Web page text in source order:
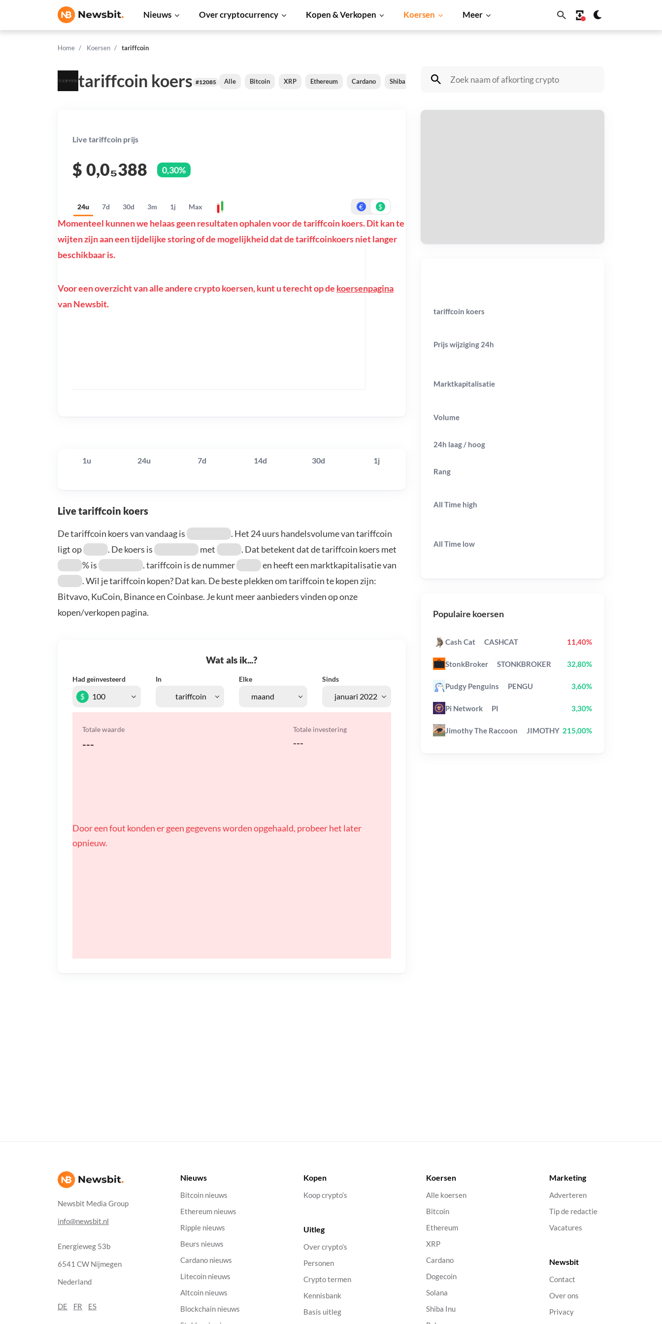
Nieuws Over cryptocurrency Kopen & Verkopen Koersen Meer
Home Koersen tariffcoin
tariffcoin koers #12085 Alle Bitcoin XRP Ethereum Cardano Shiba Inu Dogecoin Solana BNB
Live tariffcoin prijs
$ 0,0₅388 0,30%
24u 7d 30d 3m 1j Max € $
Momenteel kunnen we helaas geen resultaten ophalen voor de tariffcoin koers. Dit kan te
wijten zijn aan een tijdelijke storing of de mogelijkheid dat de tariffcoinkoers niet langer
beschikbaar is.
Voor een overzicht van alle andere crypto koersen, kunt u terecht op de koersenpagina
van Newsbit.
1u 24u 7d 14d 30d 1j
Live tariffcoin koers
De tariffcoin koers van vandaag is
. Het 24 uurs handelsvolume van tariffcoin
ligt op
. De koers is met
. Dat betekent dat de tariffcoin koers met
% is
. tariffcoin is de nummer
en heeft een marktkapitalisatie van
. Wil je tariffcoin kopen? Dat kan. De beste plekken om tariffcoin te kopen zijn:
Bitvavo, KuCoin, Binance en Coinbase. Je kunt meer aanbieders vinden op onze
kopen/verkopen pagina.
Wat als ik...?
Had geïnvesteerd In Elke Sinds
$
Totale waarde
---
Totale investering
---
Door een fout konden er geen gegevens worden opgehaald, probeer het later
opnieuw.
tariffcoin koers
Prijs wijziging 24h
Marktkapitalisatie
Volume
24h laag / hoog
Rang
All Time high
All Time low
Populaire koersen
Cash Cat CASHCAT 11,40%
StonkBroker STONKBROKER 32,80%
Pudgy Penguins PENGU 3,60%
Pi Network PI 3,30%
Jimothy The Raccoon JIMOTHY 215,00%
Newsbit Media Group
info@newsbit.nl
Energieweg 53b
6541 CW Nijmegen
Nederland
DE FR ES
Nieuws
Bitcoin nieuws
Ethereum nieuws
Ripple nieuws
Beurs nieuws
Cardano nieuws
Litecoin nieuws
Altcoin nieuws
Blockchain nieuws
Kopen
Koop crypto’s
Uitleg
Over crypto’s
Personen
Crypto termen
Kennisbank
Basis uitleg
Koersen
Alle koersen
Bitcoin
Ethereum
XRP
Cardano
Dogecoin
Solana
Shiba Inu
Marketing
Adverteren
Tip de redactie
Vacatures
Newsbit
Contact
Over ons
Privacy